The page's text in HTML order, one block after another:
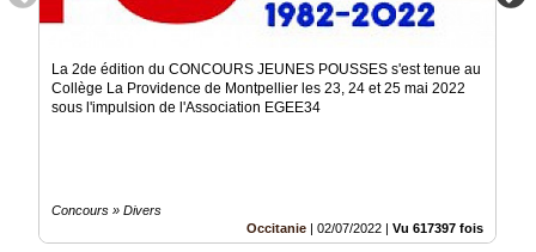
La 2de édition du CONCOURS JEUNES POUSSES s'est tenue au
Collège La Providence de Montpellier les 23, 24 et 25 mai 2022
sous l'impulsion de l'Association EGEE34
Concours » Divers
Occitanie | 02/07/2022 | Vu 617397 fois